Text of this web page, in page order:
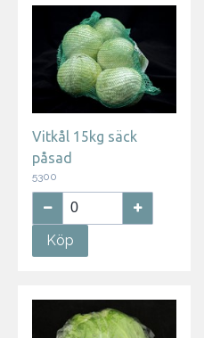
Vitkål 15kg säck
påsad
5300
Köp